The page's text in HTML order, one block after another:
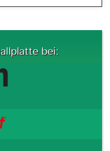
bei: